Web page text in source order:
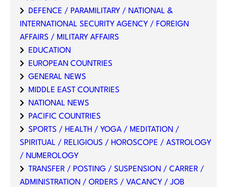
DEFENCE / PARAMILITARY / NATIONAL &
INTERNATIONAL SECURITY AGENCY / FOREIGN
AFFAIRS / MILITARY AFFAIRS
EDUCATION
EUROPEAN COUNTRIES
GENERAL NEWS
MIDDLE EAST COUNTRIES
NATIONAL NEWS
PACIFIC COUNTRIES
SPORTS / HEALTH / YOGA / MEDITATION /
SPIRITUAL / RELIGIOUS / HOROSCOPE / ASTROLOGY
/ NUMEROLOGY
TRANSFER / POSTING / SUSPENSION / CARRER /
ADMINISTRATION / ORDERS / VACANCY / JOB